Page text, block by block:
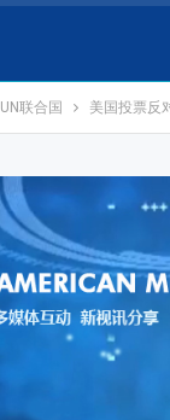
UN联合国 美国投票反